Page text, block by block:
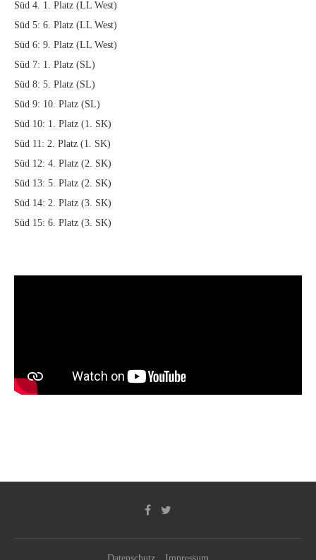
Süd 4. 1. Platz (LL West)
Süd 5: 6. Platz (LL West)
Süd 6: 9. Platz (LL West)
Süd 7: 1. Platz (SL)
Süd 8: 5. Platz (SL)
Süd 9: 10. Platz (SL)
Süd 10: 1. Platz (1. SK)
Süd 11: 2. Platz (1. SK)
Süd 12: 4. Platz (2. SK)
Süd 13: 5. Platz (2. SK)
Süd 14: 2. Platz (3. SK)
Süd 15: 6. Platz (3. SK)